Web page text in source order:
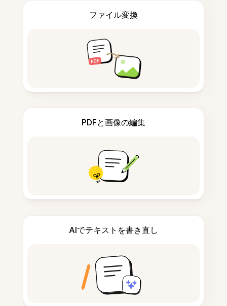
ファイル変換
PDFと画像の編集
AIでテキストを書き直し